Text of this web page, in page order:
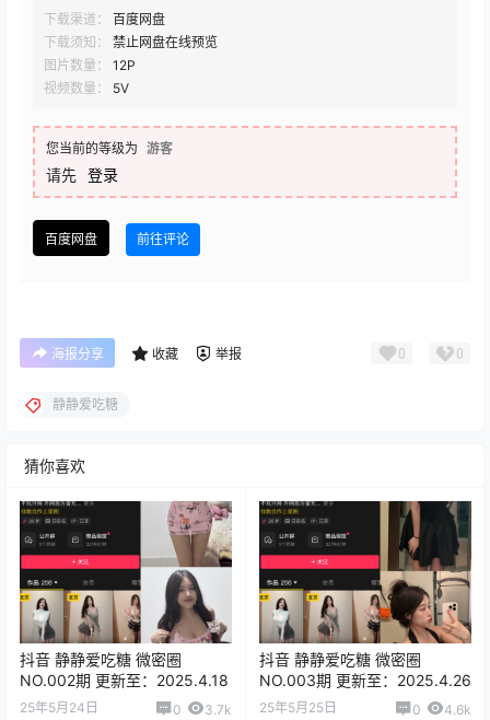
下载渠道：
百度网盘
下载须知：
禁止网盘在线预览
图片数量：
12P
视频数量：
5V
您当前的等级为 游客
请先 登录
百度网盘 前往评论
海报分享 收藏 举报 0 0
静静爱吃糖
猜你喜欢
抖音 静静爱吃糖 微密圈
NO.002期 更新至：2025.4.18
25年5月24日 0 3.7k
抖音 静静爱吃糖 微密圈
NO.003期 更新至：2025.4.26
25年5月25日 0 4.6k